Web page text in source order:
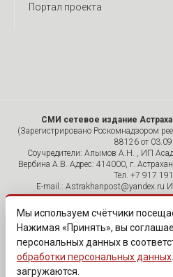
Портал проекта
СМИ сетевое издание
(Зарегистрировано Роскомнадзором
88126 от
Соучредители: Алымов А.Н. , ИП
Вербина А.В. Адрес: 414000, г.
Тел. +7 917
E-mail.: Astrakhanpost@yandex.ru
размещенных на страницах
допускается исключительно с
активной гиперссылки на портал
читателей сайта размещаются без
Редакция оставляет за собой
отредактировать, если указанные
«САЙТ ПРЕДНАЗНАЧЕН
Мы используем счётчики
Нажимая «Принять», вы
персональных данных в
обработки персональных данных
загружаются.